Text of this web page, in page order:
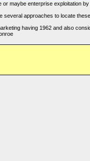
maybe enterprise exploitation
approaches to locate
having 1962 and also